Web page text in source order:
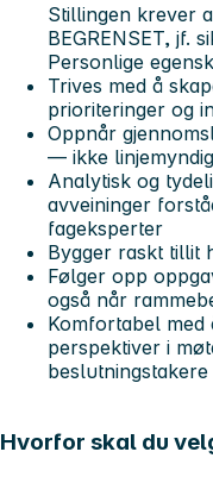
Stillingen krever
BEGRENSET, jf.
Personlige
Trives med å
prioriteringer og
Oppnår
— ikke
Analytisk og
avveininger
fageksperter
Bygger raskt tillit
Følger opp
også når
Komfortabel med
perspektiver i
beslutningstakere
Hvorfor skal du